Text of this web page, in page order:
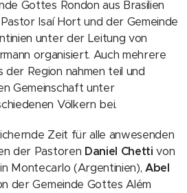
Gottes Rondon aus Brasilien
Isaí Hort und der Gemeinde
unter der Leitung von
organisiert. Auch mehrere
der Region nahmen teil und
Gemeinschaft unter
Völkern bei.
Zeit für alle anwesenden
der Pastoren Daniel Chettivon
Montecarlo (Argentinien), Abel
der Gemeinde Gottes Além